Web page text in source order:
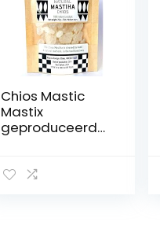
Chios Mastic
Mastix
geproduceerd
ten (20 g